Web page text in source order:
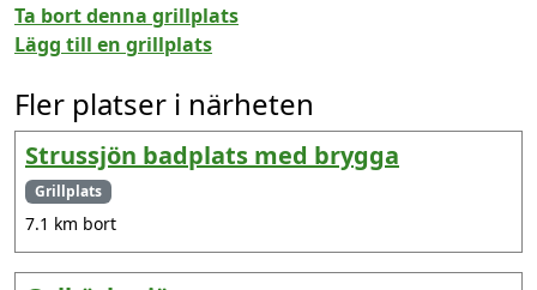
Ta bort denna grillplats
Lägg till en grillplats
Fler platser i närheten
Strussjön badplats med brygga
Grillplats
7.1 km bort